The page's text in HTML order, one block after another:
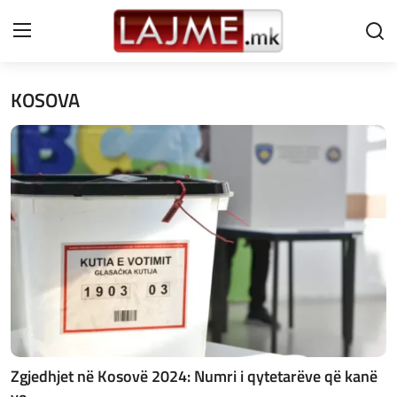
Shtëpi
LAJME MAQEDONI
SHQIPERI
LAJME NGA BOTA
SHOWBIZ
SPORT
SHENDETI
KOSOVA
Zgjedhjet në Kosovë 2024: Numri i qytetarëve që kanë